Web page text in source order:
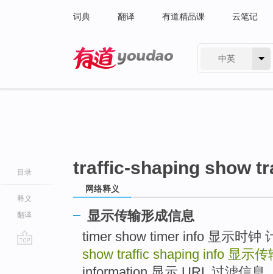
词典 翻译 有道精品课 云笔记
中英
目录
释义
翻译
traffic-shaping show
网络释义
显示传输形成信息
timer show timer info 显示时钟
show traffic shaping info 显示传